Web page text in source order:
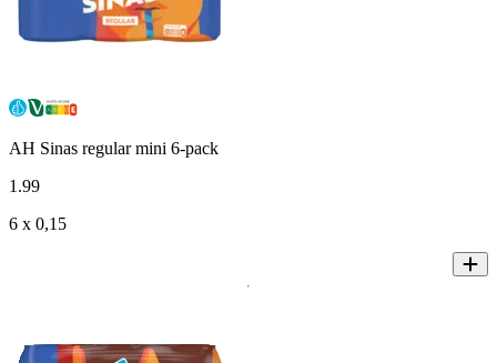
AH Sinas regular mini 6-pack
1 .99
6 x 0,15